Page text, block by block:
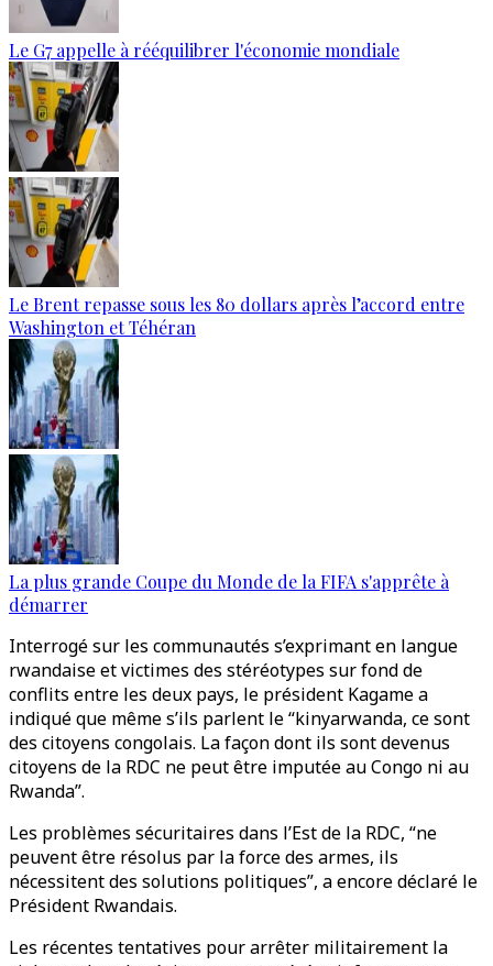
Le G7 appelle à rééquilibrer l'économie mondiale
Le Brent repasse sous les 80 dollars après l’accord entre
Washington et Téhéran
La plus grande Coupe du Monde de la FIFA s'apprête à
démarrer
Interrogé sur les communautés s’exprimant en langue
rwandaise et victimes des stéréotypes sur fond de
conflits entre les deux pays, le président Kagame a
indiqué que même s’ils parlent le “kinyarwanda, ce sont
des citoyens congolais. La façon dont ils sont devenus
citoyens de la RDC ne peut être imputée au Congo ni au
Rwanda”.
Les problèmes sécuritaires dans l’Est de la RDC, “ne
peuvent être résolus par la force des armes, ils
nécessitent des solutions politiques”, a encore déclaré le
Président Rwandais.
Les récentes tentatives pour arrêter militairement la